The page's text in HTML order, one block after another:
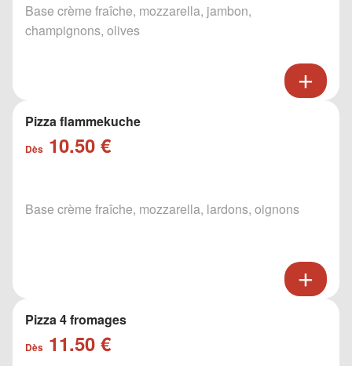
Base crème fraîche, mozzarella, jambon,
champignons, olives
Pizza flammekuche
Dès 10.50 €
Base crème fraîche, mozzarella, lardons, oignons
Pizza 4 fromages
Dès 11.50 €